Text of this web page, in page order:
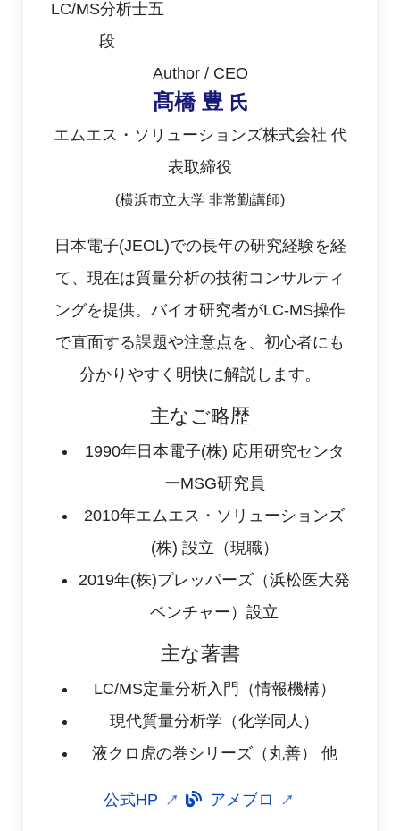
定では、如何なる装置や方法を用いても、「これで
全て解る」と言う完全なゴールにはなかなか辿り着
けません。得られた結果は、その方法を使った上で
の限定的な結果である事を認識する必要がありま
す。それを理解した上で、現在手元にある装置でど
せ所でしょう。データを得るまでだけでなく、得ら
れたデータを解析する段階でも同様です。私は、そ
れが楽しくて、長い間質量分析屋をやっています。
次回は、「分析目的と質量分析計の種類につい
LC/MS分析士五
段
Author / CEO
髙橋 豊 氏
エムエス・ソリューションズ株式会社 代
表取締役
(横浜市立大学 非常勤講師)
日本電子(JEOL)での長年の研究経験を経
て、現在は質量分析の技術コンサルティ
ングを提供。バイオ研究者がLC-MS操作
で直面する課題や注意点を、初心者にも
分かりやすく明快に解説します。
主なご略歴
1990年日本電子(株) 応用研究センタ
ーMSG研究員
2010年エムエス・ソリューションズ
(株) 設立（現職）
2019年(株)プレッパーズ（浜松医大発
ベンチャー）設立
主な著書
LC/MS定量分析入門（情報機構）
現代質量分析学（化学同人）
液クロ虎の巻シリーズ（丸善） 他
公式HP アメブロ